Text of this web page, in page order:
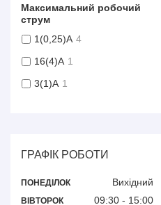
Максимальний робочий
струм
1(0,25)А 4
16(4)А 1
3(1)A 1
ГРАФІК РОБОТИ
ПОНЕДІЛОК Вихідний
ВІВТОРОК 09:30 15:00